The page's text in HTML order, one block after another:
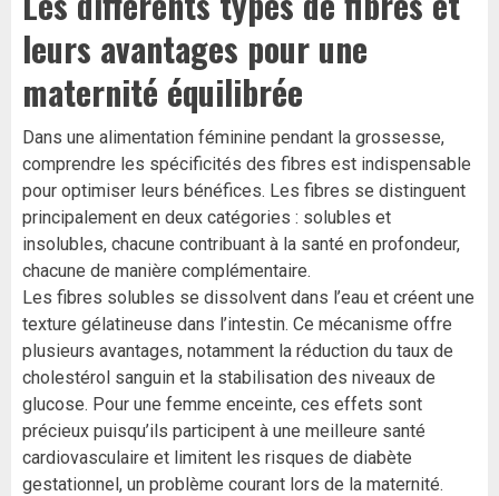
leurs avantages pour une
maternité équilibrée
Dans une alimentation féminine pendant la grossesse,
comprendre les spécificités des fibres est indispensable
pour optimiser leurs bénéfices. Les fibres se distinguent
principalement en deux catégories : solubles et
insolubles, chacune contribuant à la santé en profondeur,
chacune de manière complémentaire.
Les fibres solubles se dissolvent dans l’eau et créent une
texture gélatineuse dans l’intestin. Ce mécanisme offre
plusieurs avantages, notamment la réduction du taux de
cholestérol sanguin et la stabilisation des niveaux de
glucose. Pour une femme enceinte, ces effets sont
précieux puisqu’ils participent à une meilleure santé
cardiovasculaire et limitent les risques de diabète
gestationnel, un problème courant lors de la maternité.